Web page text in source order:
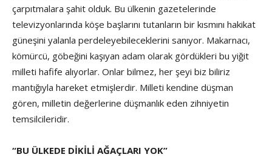
çarpıtmalara şahit olduk. Bu ülkenin gazetelerinde
televizyonlarında köşe başlarını tutanların bir kısmını hakikat
güneşini yalanla perdeleyebileceklerini sanıyor. Makarnacı,
kömürcü, göbeğini kaşıyan adam olarak gördükleri bu yiğit
milleti hafife alıyorlar. Onlar bilmez, her şeyi biz biliriz
mantığıyla hareket etmişlerdir. Milleti kendine düşman
gören, milletin değerlerine düşmanlık eden zihniyetin
temsilcileridir.
“BU ÜLKEDE DİKİLİ AĞAÇLARI YOK”